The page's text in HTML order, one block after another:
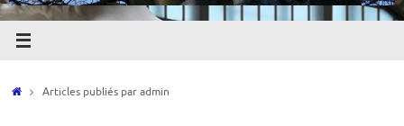
AccueilArticles publiés par admin